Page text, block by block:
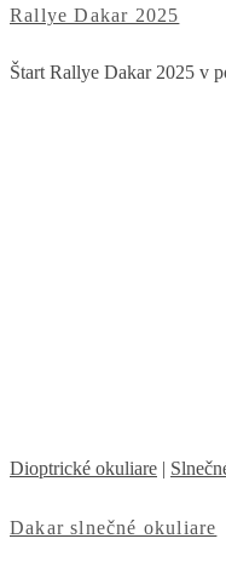
Rallye Dakar 2025
Štart Rallye Dakar 2025 v
Dioptrické okuliare |
Dakar slnečné okuliare